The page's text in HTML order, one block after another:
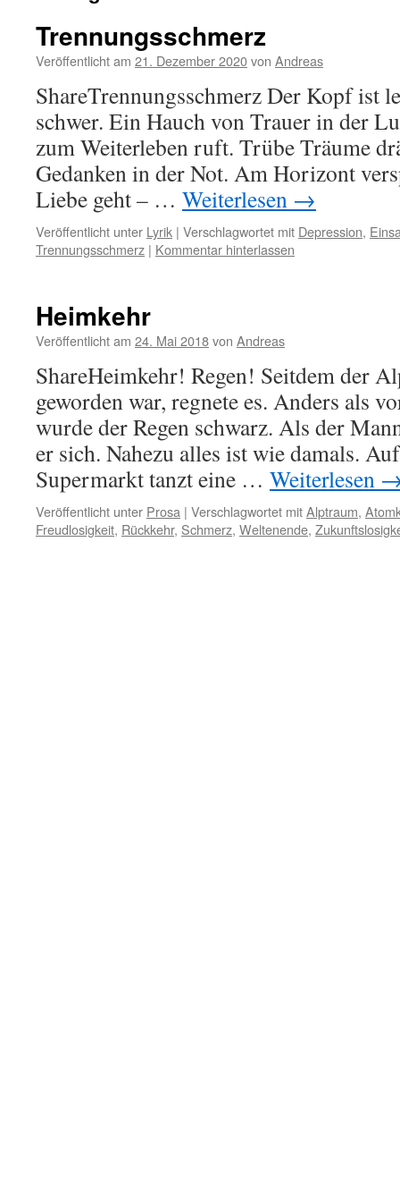
Trennungsschmerz
Veröffentlicht am 21. Dezember 2020von Andreas
ShareTrennungsschmerz Der Kopf ist
schwer. Ein Hauch von Trauer in der
zum Weiterleben ruft. Trübe Träume
Gedanken in der Not. Am Horizont
Liebe geht – … Weiterlesen →
Veröffentlicht unter Lyrik | Verschlagwortet mit Depression,
Trennungsschmerz | Kommentar hinterlassen
Heimkehr
Veröffentlicht am 24. Mai 2018von Andreas
ShareHeimkehr! Regen! Seitdem der
geworden war, regnete es. Anders als
wurde der Regen schwarz. Als der
er sich. Nahezu alles ist wie damals.
Supermarkt tanzt eine … Weiterlesen
Veröffentlicht unter Prosa | Verschlagwortet mitAlptraum,
Freudlosigkeit, Rückkehr, Schmerz, Weltenende,